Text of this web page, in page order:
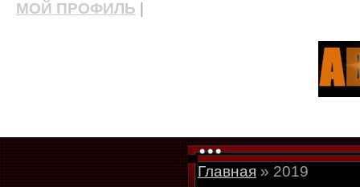
МОЙ ПРОФИЛЬ
Главная » 2019